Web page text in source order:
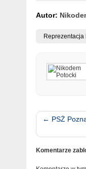
Autor:
Reprezentacja
← PSŻ
Komentarze